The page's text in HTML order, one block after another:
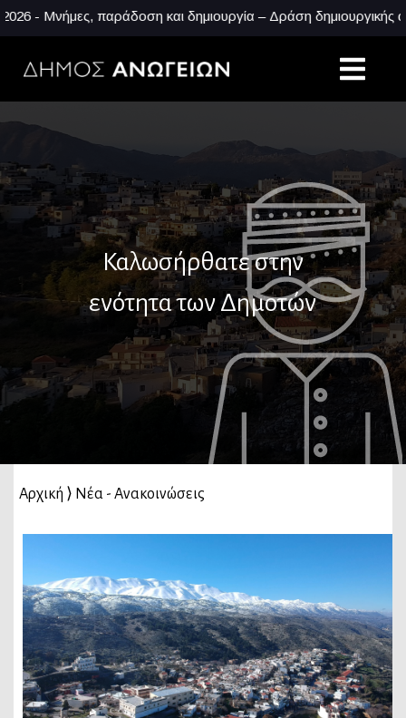
παράδοση και δημιουργία – Δράση δημιουργικής
Καλωσήρθατε στην
ενότητα των Δημοτών
Αρχική ⟩ Νέα - Ανακοινώσεις